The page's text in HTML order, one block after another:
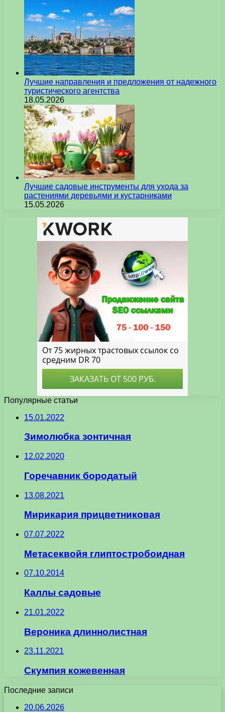
Лучшие направления и предложения от надежного
туристического агентства
18.05.2026
Лучшие садовые инструменты для ухода за
растениями деревьями и кустарниками
15.05.2026
Популярные статьи
15.01.2022
Зимолюбка зонтичная
12.02.2020
Горечавник бородатый
13.08.2021
Мирикария прицветниковая
07.07.2022
Метасеквойя глиптостробоидная
07.10.2014
Каллы садовые
21.01.2022
Вероника длиннолистная
23.11.2021
Скумпия кожевенная
Последние записи
20.06.2026